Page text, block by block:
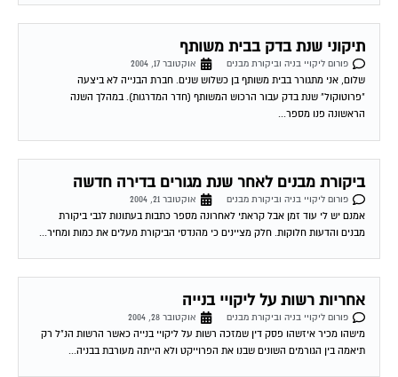
תיקוני שנת בדק בבית משותף
פורום ליקויי בניה וביקורת מבנים
אוקטובר 17, 2004
שלום, אני מתגורר בבית משותף בן כשלוש שנים. חברת הבנייה לא ביצעה
"פרוטוקול" שנת בדק עבור הרכוש המשותף (חדר המדרגות). במהלך השנה
הראשונה פנו מספר...
ביקורת מבנים לאחר שנת מגורים בדירה חדשה
פורום ליקויי בניה וביקורת מבנים
אוקטובר 21, 2004
אמנם יש לי עוד זמן אבל קראתי לאחרונה מספר כתבות בעתונות לגבי ביקורת
מבנים והדעות חלוקות. חלק מציינים כי מהנדסי הביקורת מעלים את כמות ומחיר...
אחריות רשות על ליקויי בנייה
פורום ליקויי בניה וביקורת מבנים
אוקטובר 28, 2004
מישהו מכיר איזשהו פסק דין שמזכה רשות על ליקויי בנייה כאשר הרשות הנ"ל רק
תיאמה בין הגורמים השונים שבנו את הפרוייקט ולא הייתה מעורבת בבניה...